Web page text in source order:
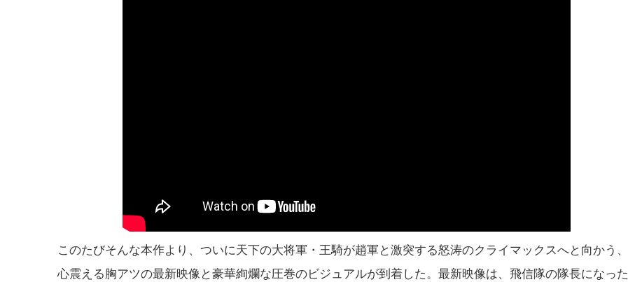
このたびそんな本作より、ついに天下の大将軍・王騎が趙軍と激突する怒涛のクライマックスへと向かう、
心震える胸アツの最新映像と豪華絢爛な圧巻のビジュアルが到着した。最新映像は、飛信隊の隊長になった